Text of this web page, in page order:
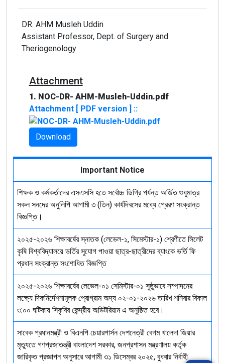
DR. AHM Musleh Uddin
Assistant Professor, Dept. of Surgery and
Theriogenology
Attachment
1. NOC-DR- AHM-Musleh-Uddin.pdf
Attachment [ PDF version ] ::
Download
Important Notice
শিক্ষক ও কর্মকর্তাদের এসএসসি হতে সর্বোচ্চ ডিগ্রি পর্যন্ত অর্জিত শুধুমাত্র
সকল সনদের অনুলিপি আগামী ৩ (তিন) কার্যদিবসের মধ্যে প্রেরণ সংক্রান্ত
বিজ্ঞপ্তি।
২০২৫-২০২৬ শিক্ষাবর্ষের স্নাতক (লেভেল-১, সিমেস্টার-১) শ্রেণীতে সিলেট
কৃষি বিশ্ববিদ্যালয়ে ভর্তির সুযোগ পাওয়া ছাত্র-ছাত্রীদের ব্যাংকে ভর্তি ফি
প্রধান সংক্রান্ত সংশোধিত বিজ্ঞপ্তি
২০২৫-২০২৬ শিক্ষাবর্ষের লেভেল-০১ সেমিস্টার-০১ সুষ্ঠুভাবে সম্পাদনের
লক্ষ্যে দিকনির্দেশনামূলক প্রোগ্রাম অদ্য ০২-০১-২০২৬ তারিখ শনিবার বিকাল
৩:০০ ঘটিকায় সিকৃবির কেন্দ্রীয় অডিটরিয়াম এ অনুষ্ঠিত হবে।
সাবেক প্রধানমন্ত্রী ও বিএনপি চেয়ারপার্সন দেশনেত্রী বেগম খালেদা জিয়ার
মৃত্যুতে গণপ্রজাতন্ত্রী বাংলাদেশ সরকার, জনপ্রশাসন মন্ত্রণালয় কর্তৃক
জারিকৃত প্রজ্ঞাপন অনুসারে আগামী ৩১ ডিসেম্বর ২০২৫, বুধবার নির্বাহী